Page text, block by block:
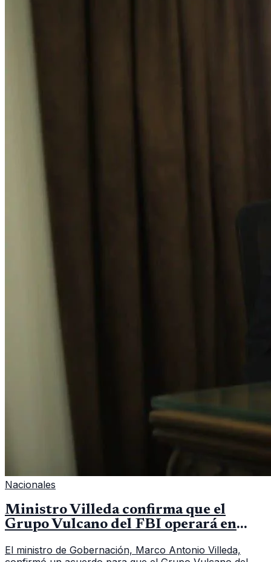
Nacionales
Ministro Villeda confirma que el
Grupo Vulcano del FBI operará en
El ministro de Gobernación, Marco Antonio Villeda,